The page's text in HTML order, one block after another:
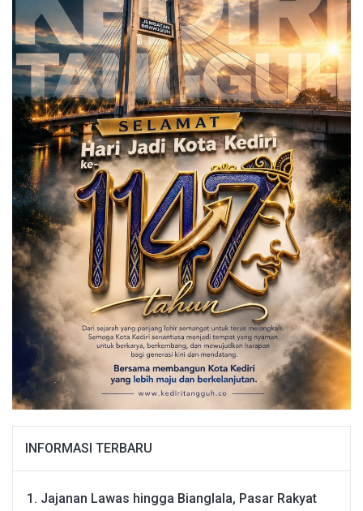
INFORMASI TERBARU
Jajanan Lawas hingga Bianglala, Pasar Rakyat